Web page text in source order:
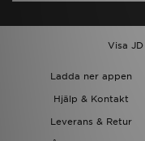
Visa
Ladda ner appen
Hjälp & Kontakt
Leverans & Retur